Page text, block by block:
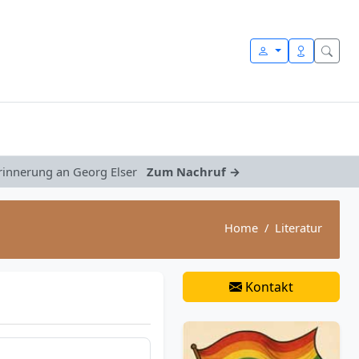
an Georg Elser Zum Nachruf →
Home Literatur
Kontakt